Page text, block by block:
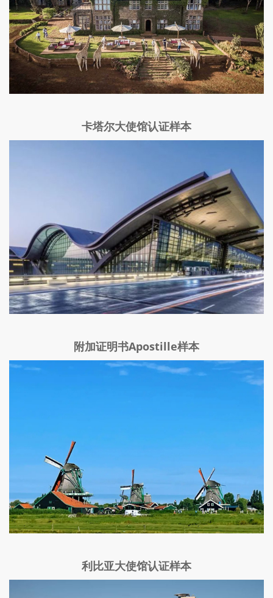
卡塔尔大使馆认证样本
附加证明书Apostille样本
利比亚大使馆认证样本